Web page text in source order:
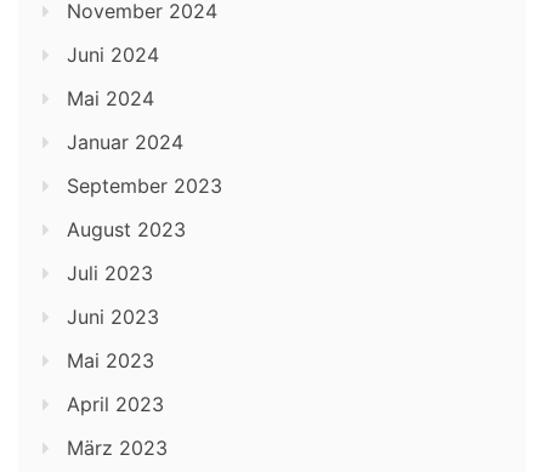
November 2024
Juni 2024
Mai 2024
Januar 2024
September 2023
August 2023
Juli 2023
Juni 2023
Mai 2023
April 2023
März 2023